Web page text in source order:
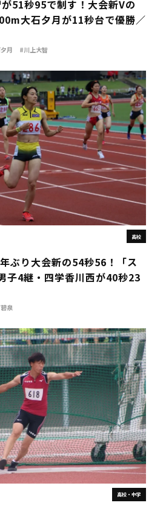
51秒95で制す！大会新Vの
大石夕月が11秒台で優勝／
月 #川上大智
高校
ぶり大会新の54秒56！「ス
子4継・四学香川西が40秒23
泉
高校・中学